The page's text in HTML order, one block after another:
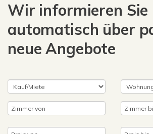
Wir informieren Sie
automatisch über
neue Angebote